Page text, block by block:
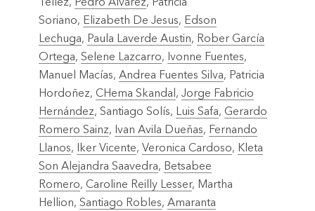
Téllez, Pedro Alvarez, Patricia
Soriano, Elizabeth De Jesus, Edson
Lechuga, Paula Laverde Austin, Rober García
Ortega, Selene Lazcarro, Ivonne Fuentes,
Manuel Macías, Andrea Fuentes Silva, Patricia
Hordoñez, CHema Skandal , Jorge Fabricio
Hernández, Santiago Solís, Luis Safa, Gerardo
Romero Sainz, Ivan Avila Dueñas, Fernando
Llanos, Iker Vicente, Veronica Cardoso, Kleta
Son Alejandra Saavedra, Betsabee
Romero, Caroline Reilly Lesser, Martha
Hellion, Santiago Robles, Amaranta